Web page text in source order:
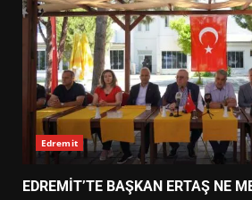
Edremit
EDREMİT’TE BAŞKAN ERTAŞ NE